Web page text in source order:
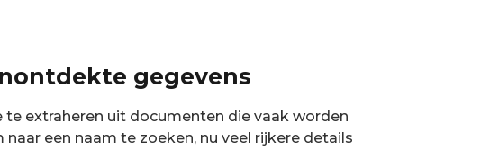
gegevens
extraheren uit documenten die vaak worden
een naam te zoeken, nu veel rijkere details